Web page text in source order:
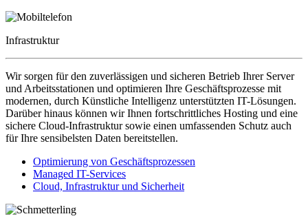
Infrastruktur
Wir sorgen für den zuverlässigen und sicheren Betrieb Ihrer Server
und Arbeitsstationen und optimieren Ihre Geschäftsprozesse mit
modernen, durch Künstliche Intelligenz unterstützten IT-Lösungen.
Darüber hinaus können wir Ihnen fortschrittliches Hosting und eine
sichere Cloud-Infrastruktur sowie einen umfassenden Schutz auch
für Ihre sensibelsten Daten bereitstellen.
Optimierung von Geschäftsprozessen
Managed IT-Services
Cloud, Infrastruktur und Sicherheit